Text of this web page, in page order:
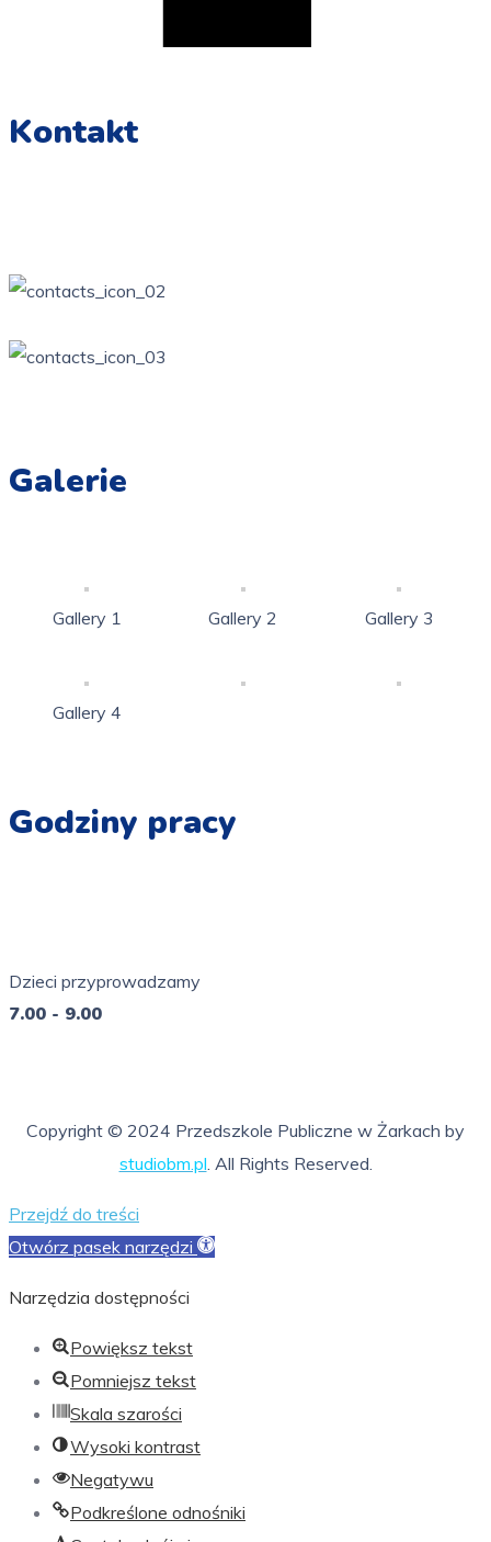
Kontakt
Galerie
Gallery 1 Gallery 2 Gallery 3
Gallery 4
Godziny pracy
Dzieci przyprowadzamy
7.00 - 9.00
Copyright © 2024 Przedszkole Publiczne w Żarkach by
studiobm.pl . All Rights Reserved.
Przejdź do treści
Otwórz pasek narzędzi
Narzędzia dostępności
Powiększ tekst
Pomniejsz tekst
Skala szarości
Wysoki kontrast
Negatywu
Podkreślone odnośniki